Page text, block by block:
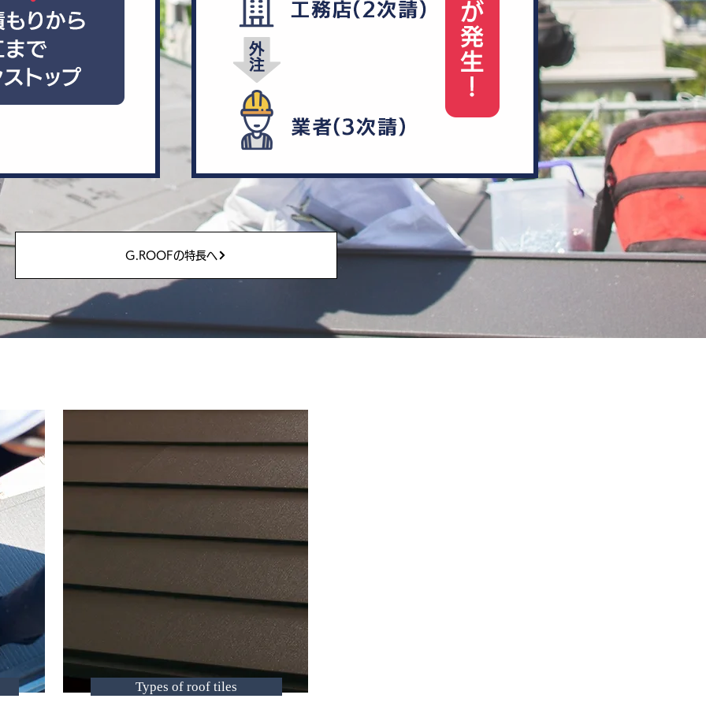
G.ROOFの特長へ
Types of roof tiles